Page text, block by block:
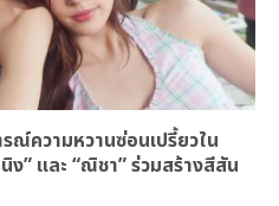
ณ์ความหวานซ่อนเปรี้ยวใน
ง” และ “ณิชา” ร่วมสร้างสีสัน